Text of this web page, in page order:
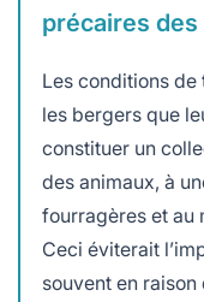
précaires
Les conditions de
les bergers que
constituer un
des animaux, à
fourragères et au
Ceci éviterait
souvent en